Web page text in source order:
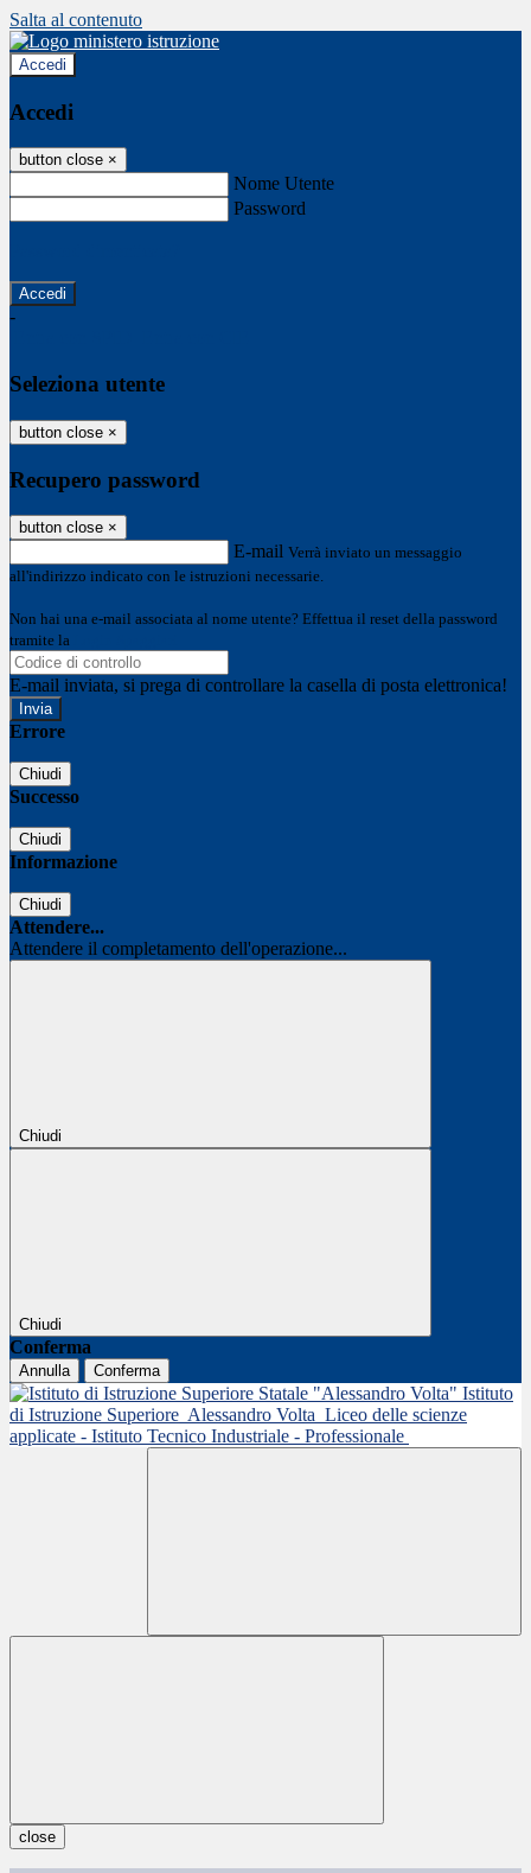
Salta al contenuto
Accedi
Accedi
button close ×
Nome Utente
Password
-
Seleziona utente
button close ×
Recupero password
button close ×
E-mail Verrà inviato un messaggio
all'indirizzo indicato con le istruzioni necessarie.
Non hai una e-mail associata al nome utente? Effettua il reset della password
tramite la
E-mail inviata, si prega di controllare la casella di posta elettronica!
Errore
Chiudi
Successo
Chiudi
Informazione
Chiudi
Attendere...
Attendere il completamento dell'operazione...
Chiudi
Chiudi
Conferma
Annulla Conferma
Istituto
di Istruzione Superiore Alessandro Volta Liceo delle scienze
applicate - Istituto Tecnico Industriale - Professionale
close